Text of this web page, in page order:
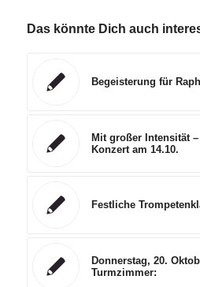
Das könnte Dich auch
Begeisterung für
Mit großer Intensität
Konzert am 14.10.
Festliche
Donnerstag, 20.
Turmzimmer: